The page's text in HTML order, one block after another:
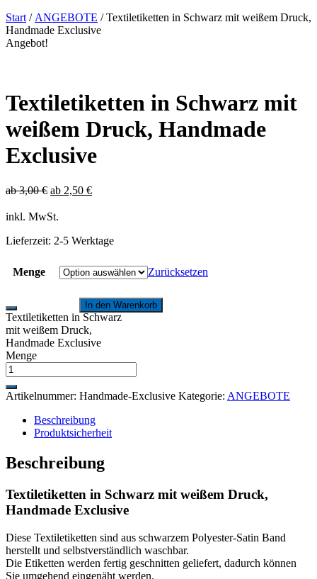
Start / ANGEBOTE / Textiletiketten in Schwarz mit weißem Druck,
Handmade Exclusive
Angebot!
Textiletiketten in Schwarz mit
weißem Druck, Handmade
Exclusive
ab3,00€ ab 2,50 €
inkl. MwSt.
Lieferzeit: 2-5 Werktage
Menge Zurücksetzen
Textiletiketten in Schwarz
mit weißem Druck,
Handmade Exclusive
Menge
In den Warenkorb
Artikelnummer: Handmade-Exclusive Kategorie: ANGEBOTE
Beschreibung
Produktsicherheit
Beschreibung
Textiletiketten in Schwarz mit weißem Druck,
Handmade Exclusive
Diese Textiletiketten sind aus schwarzem Polyester-Satin Band
herstellt und selbstverständlich waschbar.
Die Etiketten werden fertig geschnitten geliefert, dadurch können
Sie umgehend eingenäht werden.